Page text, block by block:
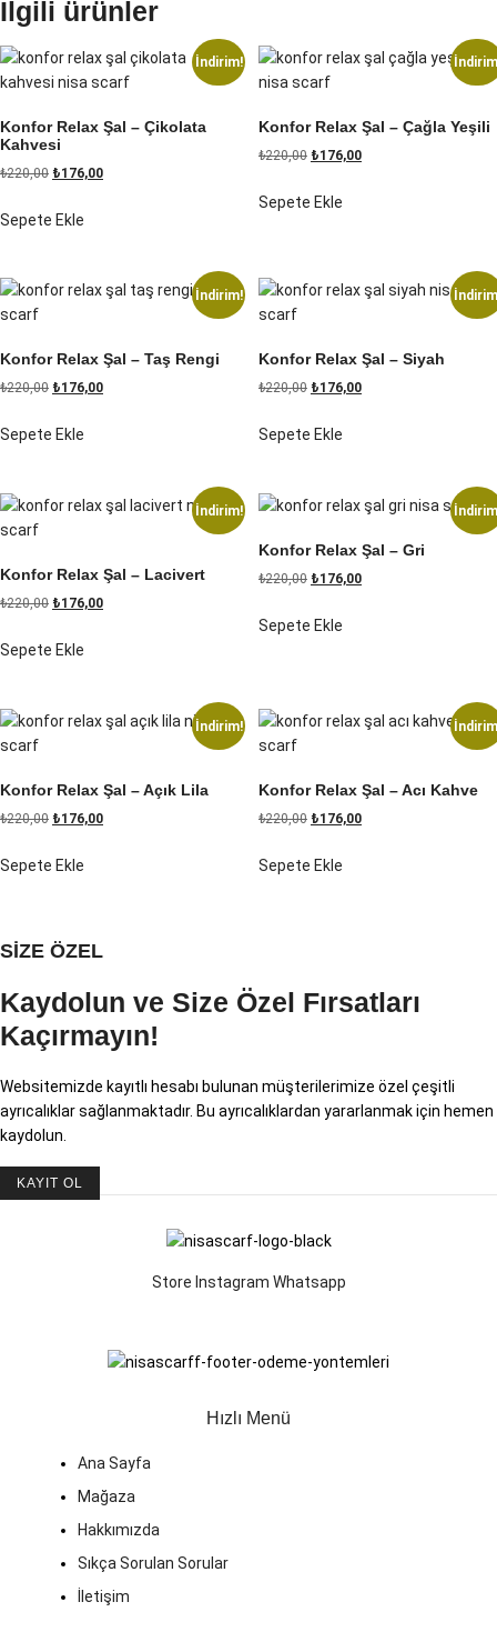
İlgili ürünler
İndirim!
Konfor Relax Şal – Çikolata
Kahvesi
₺220,00 Orijinal
₺220,00.
₺176,00Şu
Sepete Ekle
Konfor Relax Şal – Çağla Yeşili
₺220,00 Orijinal
₺220,00.
₺176,00Şu
Sepete Ekle
İndirim!
Konfor Relax Şal – Taş Rengi
₺220,00 Orijinal
₺220,00.
₺176,00Şu
Sepete Ekle
Konfor Relax Şal – Siyah
₺220,00 Orijinal
₺220,00.
₺176,00Şu
Sepete Ekle
İndirim!
Konfor Relax Şal – Lacivert
₺220,00 Orijinal
₺220,00.
₺176,00Şu
Sepete Ekle
Konfor Relax Şal – Gri
₺220,00 Orijinal
₺220,00.
₺176,00Şu
Sepete Ekle
İndirim!
Konfor Relax Şal – Açık Lila
₺220,00 Orijinal
₺220,00.
₺176,00Şu
Sepete Ekle
Konfor Relax Şal – Acı Kahve
₺220,00 Orijinal
₺220,00.
₺176,00Şu
Sepete Ekle
SİZE ÖZEL
Kaydolun ve Size Özel Fırsatları
Kaçırmayın!
Websitemizde kayıtlı hesabı bulunan müşterilerimize özel çeşitli
ayrıcalıklar sağlanmaktadır. Bu ayrıcalıklardan yararlanmak için hemen
kaydolun.
KAYIT OL
Store Instagram Whatsapp
Hızlı Menü
Ana Sayfa
Mağaza
Hakkımızda
Sıkça Sorulan Sorular
İletişim